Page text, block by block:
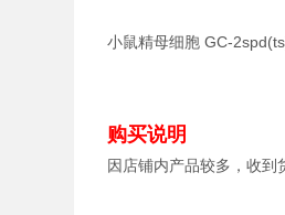
小鼠精母细胞 GC-
购买说明
因店铺内产品较多，收